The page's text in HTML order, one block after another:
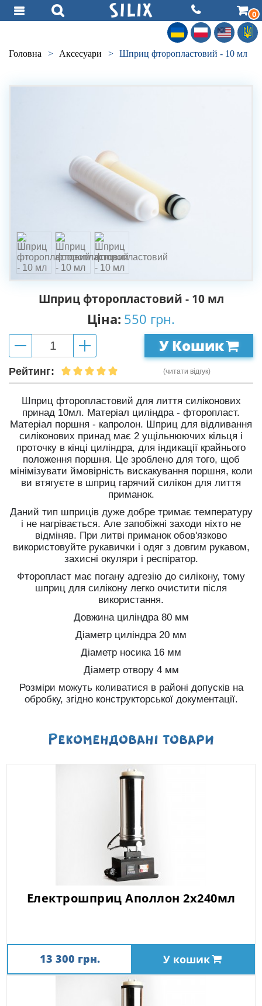
0
Головна > Аксесуари > Шприц фторопластовий - 10 мл
Шприц фторопластовий - 10 мл
Ціна: 550 грн.
У Кошик
Рейтинг: (читати відгук)
Шприц фторопластовий для лиття силіконових
принад 10мл. Матеріал циліндра - фторопласт.
Матеріал поршня - капролон. Шприц для відливання
силіконових принад має 2 ущільнюючих кільця і
проточку в кінці циліндра, для індикації крайнього
положення поршня. Це зроблено для того, щоб
мінімізувати ймовірність вискакування поршня, коли
ви втягуєте в шприц гарячий силікон для лиття
приманок.
Даний тип шприців дуже добре тримає температуру
і не нагрівається. Але запобіжні заходи ніхто не
відміняв. При литві приманок обов'язково
використовуйте рукавички і одяг з довгим рукавом,
захисні окуляри і респіратор.
Фторопласт має погану адгезію до силікону, тому
шприц для силікону легко очистити після
використання.
Довжина циліндра 80 мм
Діаметр циліндра 20 мм
Діаметр носика 16 мм
Діаметр отвору 4 мм
Розміри можуть коливатися в районі допусків на
обробку, згідно конструкторської документації.
Рекомендованi товари
Електрошприц Аполлон 2х240мл
13 300 грн. У кошик